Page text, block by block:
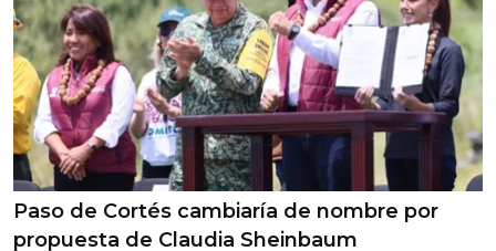
Paso de Cortés cambiaría de nombre por
propuesta de Claudia Sheinbaum